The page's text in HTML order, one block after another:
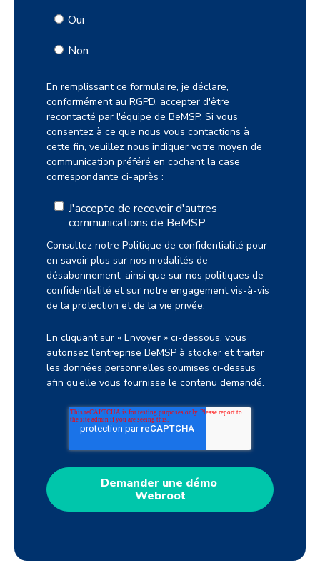
Oui
Non
En remplissant ce formulaire, je déclare,
conformément au RGPD, accepter d'être
recontacté par l'équipe de BeMSP. Si vous
consentez à ce que nous vous contactions à
cette fin, veuillez nous indiquer votre moyen de
communication préféré en cochant la case
correspondante ci-après :
J'accepte de recevoir d'autres
communications de BeMSP.
Consultez notre Politique de confidentialité pour
en savoir plus sur nos modalités de
désabonnement, ainsi que sur nos politiques de
confidentialité et sur notre engagement vis-à-vis
de la protection et de la vie privée.
En cliquant sur « Envoyer » ci-dessous, vous
autorisez l’entreprise BeMSP à stocker et traiter
les données personnelles soumises ci-dessus
afin qu’elle vous fournisse le contenu demandé.